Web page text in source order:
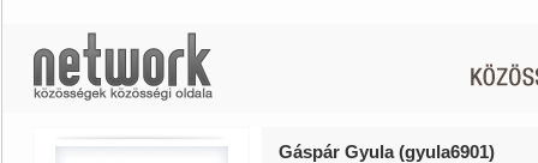
Gáspár Gyula (gyula6901)